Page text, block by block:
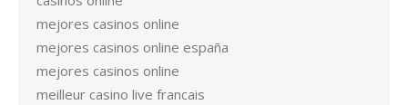
mejores casinos online
mejores casinos online españa
mejores casinos online
meilleur casino live francais